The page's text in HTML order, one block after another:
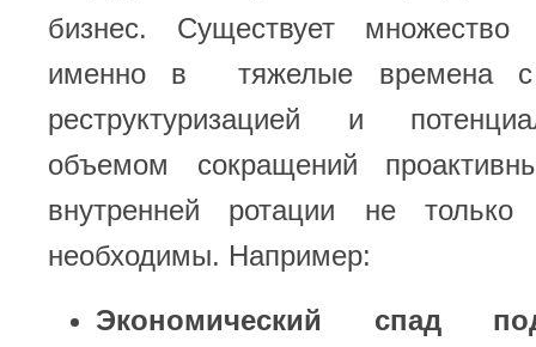
бизнес. Существует множество
именно в тяжелые времена с
реструктуризацией и
объемом сокращений
внутренней ротации не
необходимы. Например:
Экономический спад